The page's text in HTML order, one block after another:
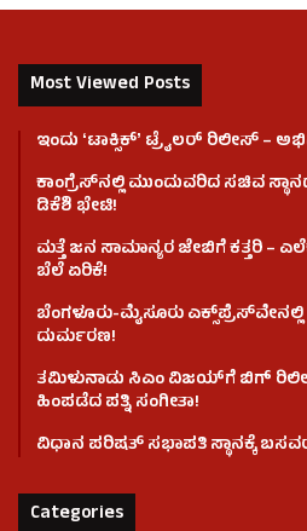
Most Viewed Posts
ಇಂದು ʻಟಾಕ್ಸಿಕ್ʼ ಟ್ರೈಲರ್ ರಿಲೀಸ್‌ –
ಕಾಂಗ್ರೆಸ್​ನಲ್ಲಿ ಮುಂದುವರಿದ ಸಚಿವ
ಡಿಕೆಶಿ ಭೇಟಿ!
ಮತ್ತೆ ಜನ ಸಾಮಾನ್ಯರ ಜೇಬಿಗೆ ಕತ್ತರಿ –
ಬೆಲೆ ಏರಿಕೆ!
ಬೆಂಗಳೂರು-ಮೈಸೂರು
ದುರ್ಮರಣ!
ತಮಿಳುನಾಡು ಸಿಎಂ ವಿಜಯ್‌ಗೆ ಬಿಗ್
ಹಿಂಪಡೆದ ಪತ್ನಿ ಸಂಗೀತಾ!
ವಿಧಾನ ಪರಿಷತ್ ಸಭಾಪತಿ ಸ್ಥಾನಕ್ಕೆ
Categories